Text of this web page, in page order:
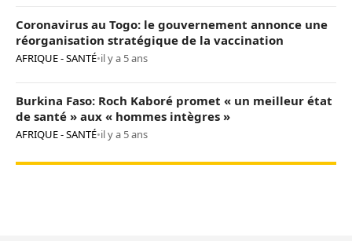
Coronavirus au Togo: le gouvernement annonce une
réorganisation stratégique de la vaccination
AFRIQUE - SANTÉ•il y a 5 ans
Burkina Faso: Roch Kaboré promet « un meilleur état
de santé » aux « hommes intègres »
AFRIQUE - SANTÉ•il y a 5 ans